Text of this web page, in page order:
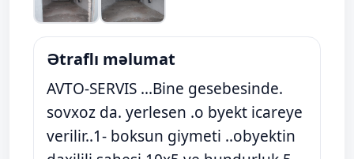
Ətraflı məlumat
AVTO-SERVIS ...Bine gesebesinde.
sovxoz da. yerlesen .o byekt icareye
verilir..1- boksun giymeti ..obyektin